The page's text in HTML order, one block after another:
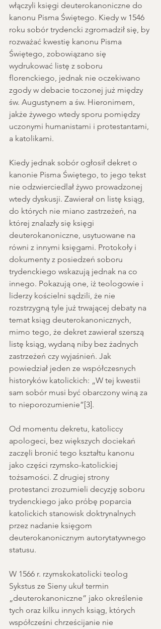
włączyli księgi deuterokanoniczne do
kanonu Pisma Świętego. Kiedy w 1546
roku sobór trydencki zgromadził się, by
rozważać kwestię kanonu Pisma
Świętego, zobowiązano się
wydrukować listę z soboru
florenckiego, jednak nie oczekiwano
zgody w debacie toczonej już między
św. Augustynem a św. Hieronimem,
jakże żywego wtedy sporu pomiędzy
uczonymi humanistami i protestantami,
a katolikami.
Kiedy jednak sobór ogłosił dekret o
kanonie Pisma Świętego, to jego tekst
nie odzwierciedlał żywo prowadzonej
wtedy dyskusji. Zawierał on listę ksiąg,
do których nie miano zastrzeżeń, na
której znalazły się księgi
deuterokanoniczne, usytuowane na
równi z innymi księgami. Protokoły i
dokumenty z posiedzeń soboru
trydenckiego wskazują jednak na co
innego. Pokazują one, iż teologowie i
liderzy kościelni sądzili, że nie
rozstrzygną tyle już trwającej debaty na
temat ksiąg deuterokanonicznych,
mimo tego, że dekret zawierał szerszą
listę ksiąg, wydaną niby bez żadnych
zastrzeżeń czy wyjaśnień. Jak
powiedział jeden ze współczesnych
historyków katolickich: „W tej kwestii
sam sobór musi być obarczony winą za
to nieporozumienie”[3].
Od momentu dekretu, katoliccy
apologeci, bez większych dociekań
zaczęli bronić tego kształtu kanonu
jako części rzymsko-katolickiej
tożsamości. Z drugiej strony
protestanci zrozumieli decyzję soboru
trydenckiego jako próbę poparcia
katolickich stanowisk doktrynalnych
przez nadanie księgom
deuterokanonicznym autorytatywnego
statusu.
W 1566 r. rzymskokatolicki teolog
Sykstus ze Sieny ukuł termin
„deuterokanoniczne” jako określenie
tych oraz kilku innych ksiąg, których
współcześni chrześcijanie nie